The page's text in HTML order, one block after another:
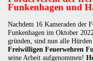
Funkenhagen und
Nachdem 16 Kameraden der
Funkenhagen im Oktober
gründen, sind nun alle
Freiwilligen Feuerwehren
seine Arbeit aufgenommen!